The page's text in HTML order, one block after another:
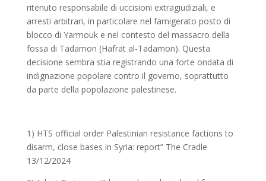
ritenuto responsabile di uccisioni extragiudiziali, e
arresti arbitrari, in particolare nel famigerato posto di
blocco di Yarmouk e nel contesto del massacro della
fossa di Tadamon (Hafrat al-Tadamon). Questa
decisione sembra stia registrando una forte ondata di
indignazione popolare contro il governo, soprattutto
da parte della popolazione palestinese.
1) HTS official order Palestinian resistance factions to
disarm, close bases in Syria: report” The Cradle
13/12/2024